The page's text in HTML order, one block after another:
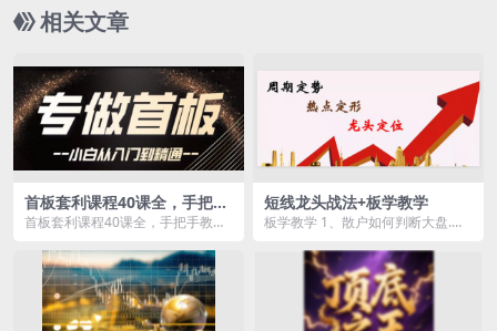
相关文章
首板套利课程40课全，手把手
教你如何打首板
首板套利课程40课全，手把手教你
录：...
短线龙头战法+板学教学
板学教学 1、散户如何判断大盘.mp
3、盘...